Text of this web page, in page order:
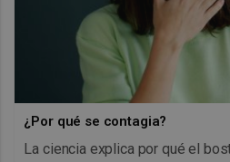
¿Por qué se contagia?
La ciencia explica por qué el